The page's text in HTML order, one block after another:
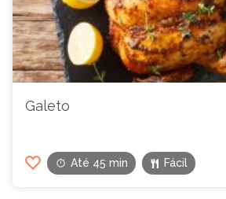
Galeto
Até 45 min Fácil